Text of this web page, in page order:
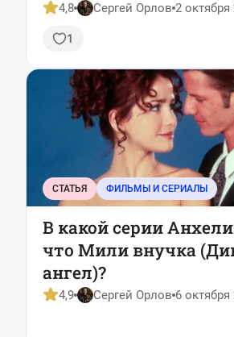
4,8 Сергей Орлов 2 октября
1
СТАТЬЯ ФИЛЬМЫ И СЕРИАЛЫ
В какой серии
что Мили внучка
ангел)?
4,9 Сергей Орлов 6 октября